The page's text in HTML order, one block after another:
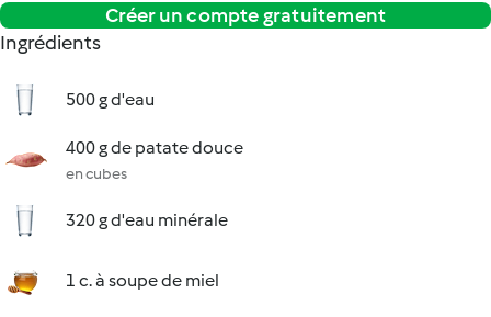
Créer un compte gratuitement
Ingrédients
500 g d'eau
400 g de patate douce
en cubes
320 g d'eau minérale
1 c. à soupe de miel